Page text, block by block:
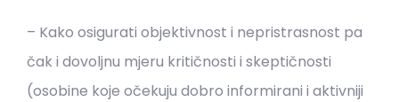
– Kako osigurati objektivnost i nepristrasnost pa
čak i dovoljnu mjeru kritičnosti i skeptičnosti
(osobine koje očekuju dobro informirani i aktivniji